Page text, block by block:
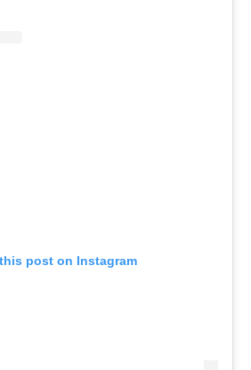
post on Instagram